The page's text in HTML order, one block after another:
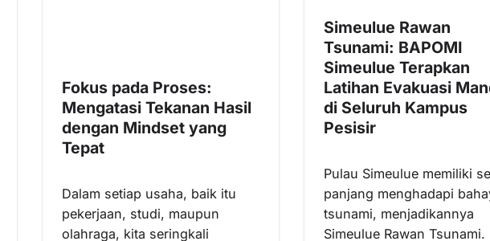
Fokus pada Proses:
Mengatasi Tekanan Hasil
dengan Mindset yang
Tepat
Dalam setiap usaha, baik itu
pekerjaan, studi, maupun
olahraga, kita seringkali
Simeulue Rawan
Tsunami: BAPOMI
Simeulue Terapkan
Latihan Evakuasi
di Seluruh Kampus
Pesisir
Pulau Simeulue memiliki
panjang menghadapi
tsunami, menjadikannya
Simeulue Rawan Tsunami.